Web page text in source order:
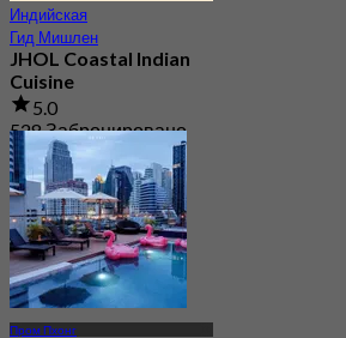
Индийская
Гид Мишлен
JHOL Coastal Indian
Cuisine
5.0
528 Забронировано
От
฿ 1,363.33
Пром Пхонг